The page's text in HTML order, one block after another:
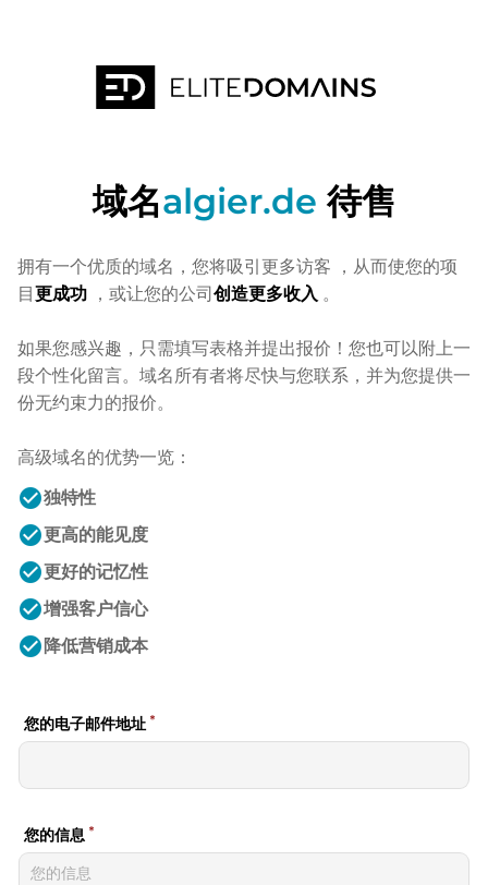
域名algier.de 待售
拥有一个优质的域名，您将吸引更多访客 ，从而使您的项
目更成功 ，或让您的公司创造更多收入 。
如果您感兴趣，只需填写表格并提出报价！您也可以附上一
段个性化留言。域名所有者将尽快与您联系，并为您提供一
份无约束力的报价。
高级域名的优势一览：
check_circle独特性
check_circle更高的能见度
check_circle更好的记忆性
check_circle增强客户信心
check_circle 降低营销成本